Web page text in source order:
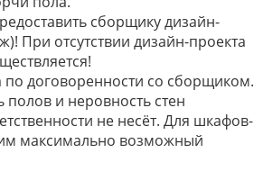
сборщику дизайн-
При отсутствии дизайн-проекта
договоренности со сборщиком.
полов и неровность стен
не несёт. Для шкафов-
максимально возможный